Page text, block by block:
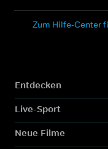
Zum Hilfe-Center
Entdecken
Live-Sport
Neue Filme